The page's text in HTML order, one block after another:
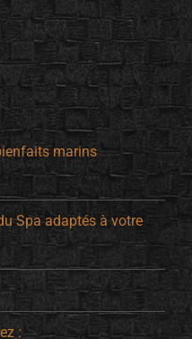
marins
Spa adaptés à votre
: